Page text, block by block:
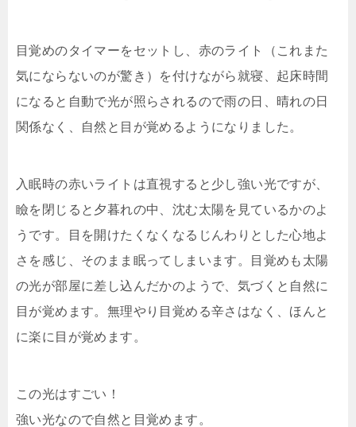
目覚めのタイマーをセットし、赤のライト（これまた
気にならないのが驚き）を付けながら就寝、起床時間
になると自動で光が照らされるので雨の日、晴れの日
関係なく、自然と目が覚めるようになりました。
入眠時の赤いライトは直視すると少し強い光ですが、
瞼を閉じると夕暮れの中、沈む太陽を見ているかのよ
うです。目を開けたくなくなるじんわりとした心地よ
さを感じ、そのまま眠ってしまいます。目覚めも太陽
の光が部屋に差し込んだかのようで、気づくと自然に
目が覚めます。無理やり目覚める辛さはなく、ほんと
に楽に目が覚めます。
この光はすごい！
強い光なので自然と目覚めます。